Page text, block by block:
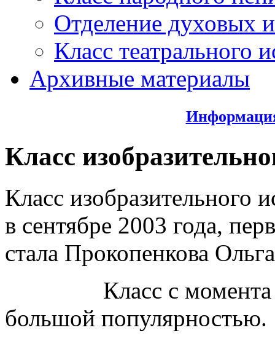
Отделение духовых
Класс театрального
Архивные материалы
Класс
Класс изобразительного
в сентябре 2003 года,
стала Прокопенкова
Класс с момента
большой популярностью.